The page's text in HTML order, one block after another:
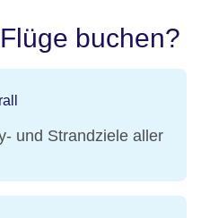
buchen?
und Strandziele aller